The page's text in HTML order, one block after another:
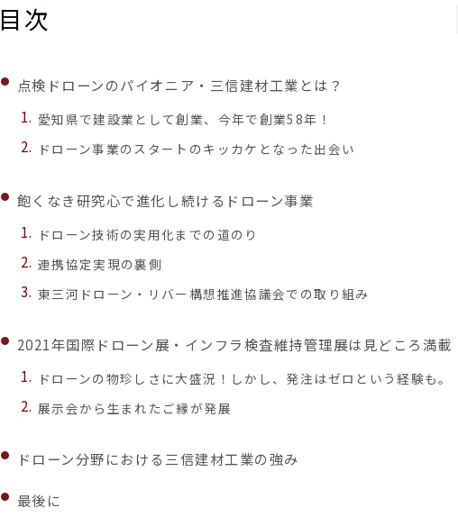
目次
点検ドローンのパイオニア・三信建材工業とは？
愛知県で建設業として創業、今年で創業58年！
ドローン事業のスタートのキッカケとなった出会い
飽くなき研究心で進化し続けるドローン事業
ドローン技術の実用化までの道のり
連携協定実現の裏側
東三河ドローン・リバー構想推進協議会での取り組み
2021年国際ドローン展・インフラ検査維持管理展は見どころ満載
ドローンの物珍しさに大盛況！しかし、発注はゼロという経験も。
展示会から生まれたご縁が発展
ドローン分野における三信建材工業の強み
最後に